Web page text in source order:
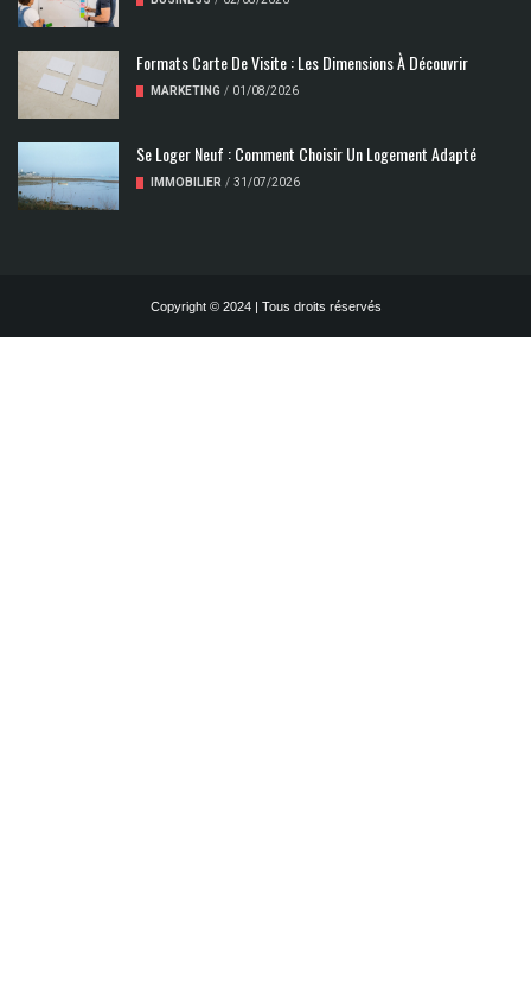
Formats Carte De Visite : Les Dimensions À Découvrir
MARKETING / 01/08/2026
Se Loger Neuf : Comment Choisir Un Logement Adapté
IMMOBILIER / 31/07/2026
Copyright © 2024 | Tous droits réservés